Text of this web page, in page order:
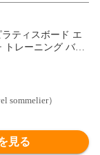
ティスボード エ
レーニング バン
ダイエット 室内
沖縄県、離島を
ルソムリエ w-tre
sommelier）
見る